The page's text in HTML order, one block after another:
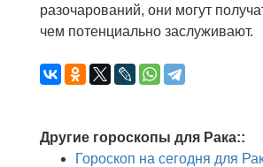
разочарований, они могут
чем потенциально заслуживают.
Другие гороскопы для Рака::
Гороскоп на сегодня для